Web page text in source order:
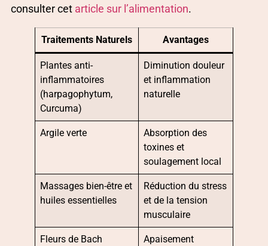
consulter cet article sur l’alimentation.
Traitements Naturels Avantages
Plantes anti-
inflammatoires
(harpagophytum,
Curcuma)
Diminution douleur
et inflammation
naturelle
Argile verte
Absorption des
toxines et
soulagement local
Massages bien-être et
huiles essentielles
Réduction du stress
et de la tension
musculaire
Fleurs de Bach
Apaisement